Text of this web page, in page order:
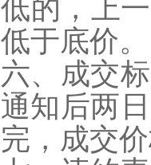
低的，上
低于底价。
六、成交
通知后两
完，成交